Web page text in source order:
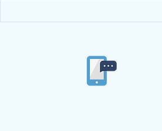
Du courrier pour commencer